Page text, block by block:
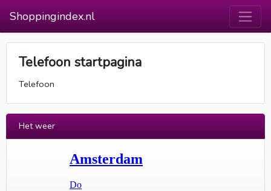
Shoppingindex.nl
Telefoon startpagina
Telefoon
Het weer